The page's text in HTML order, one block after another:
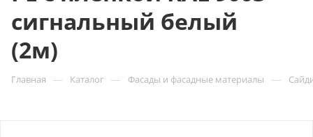
сигнальный белый
(2м)
Главная — Каталог — Фасады и фасадные материалы —